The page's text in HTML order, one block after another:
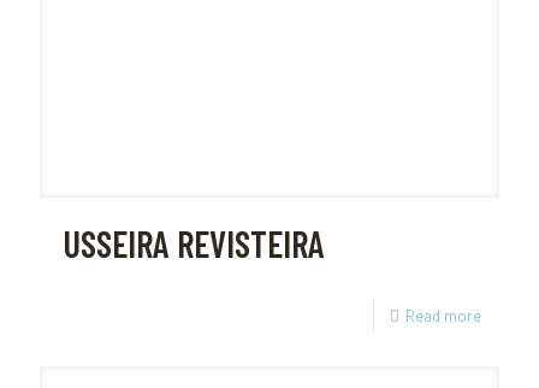
USSEIRA REVISTEIRA
Read more